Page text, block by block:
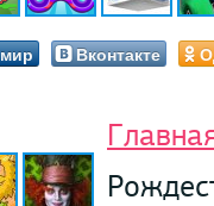
Вконтакте